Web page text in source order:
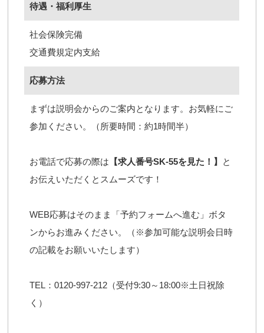
待遇・福利厚生
社会保険完備
交通費規定内支給
応募方法
まずは説明会からのご案内となります。お気軽にご
参加ください。（所要時間：約1時間半）
お電話で応募の際は 【求人番号SK-55を見た！】
と
お伝えいただくとスムーズです！
WEB応募はそのまま「予約フォームへ進む」ボタ
ンからお進みください。（※参加可能な説明会日時
の記載をお願いいたします）
TEL：0120-997-212（受付9:30～18:00※土日祝除
く）